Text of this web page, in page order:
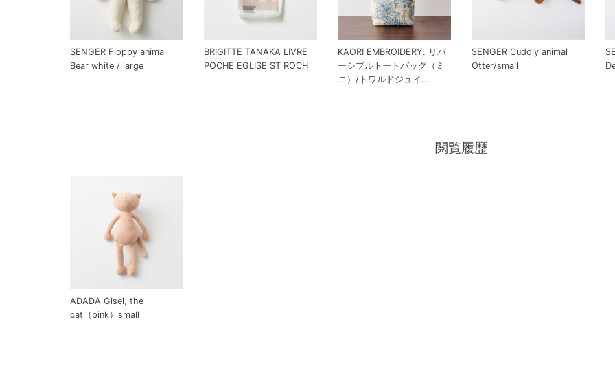
SENGER Floppy animal
Bear white / large
BRIGITTE TANAKA LIVRE
POCHE EGLISE ST ROCH
KAORI EMBROIDERY. リバ
ーシブルトートバッグ（ミ
ニ）/トワルドジュイ...
SENGER Cuddly animal
Otter/small
閲覧履歴
ADADA Gisel, the
cat（pink）small